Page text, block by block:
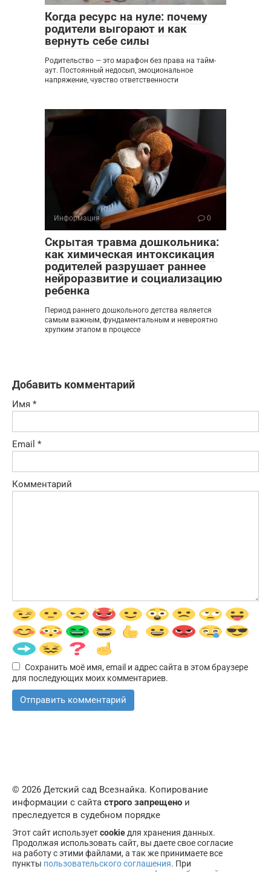
Когда ресурс на нуле: почему
родители выгорают и как
вернуть себе силы
Родительство — это марафон без права на тайм-
аут. Постоянный недосып, эмоциональное
напряжение, чувство ответственности
Информация 0
Скрытая травма дошкольника:
как химическая интоксикация
родителей разрушает раннее
нейроразвитие и социализацию
ребенка
Период раннего дошкольного детства является
самым важным, фундаментальным и невероятно
хрупким этапом в процессе
Добавить комментарий
Имя *
Email *
Комментарий
Сохранить моё имя, email и адрес сайта в этом браузере
для последующих моих комментариев.
© 2026 Детский сад Всезнайка. Копирование
информации с сайта строго запрещено и
преследуется в судебном порядке
Этот сайт используетcookie для хранения данных.
Продолжая использовать сайт, вы даете свое согласие
на работу с этими файлами, а так же принимаете все
пункты пользовательского соглашения. При